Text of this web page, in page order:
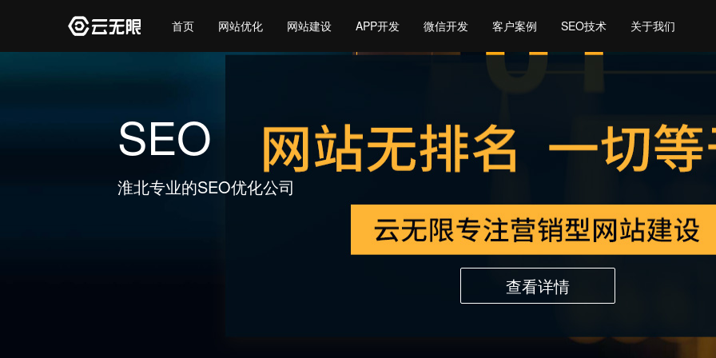
首页 网站优化 网站建设 APP开发 微信开发 客户案例 SEO技术 关于我们
淮北优化网站、关键词排名
查看详情
百度优化
淮北百度优化、谷歌优化
查看详情
SEO
淮北专业的SEO优化公司
查看详情
淮北SEO顾问、淮北SEO诊断
查看详情
整站优化
淮北整站优化排名
查看详情
淮北优化网站、关键词排名
查看详情
百度优化
淮北百度优化、谷歌优化
查看详情